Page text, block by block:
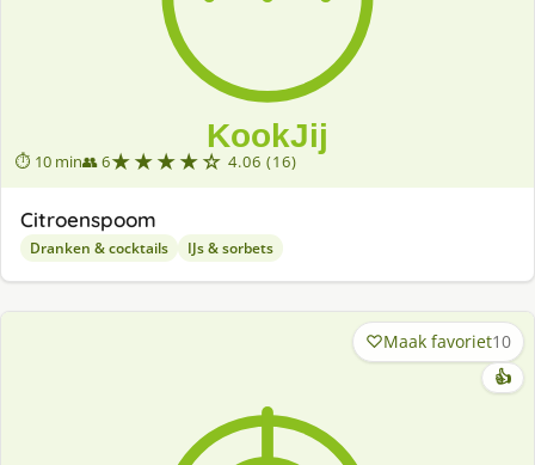
⏱ 10 min👥 6★★★★☆ 4.06 (16)
Citroenspoom
Dranken & cocktails IJs & sorbets
Maak favoriet10
👍